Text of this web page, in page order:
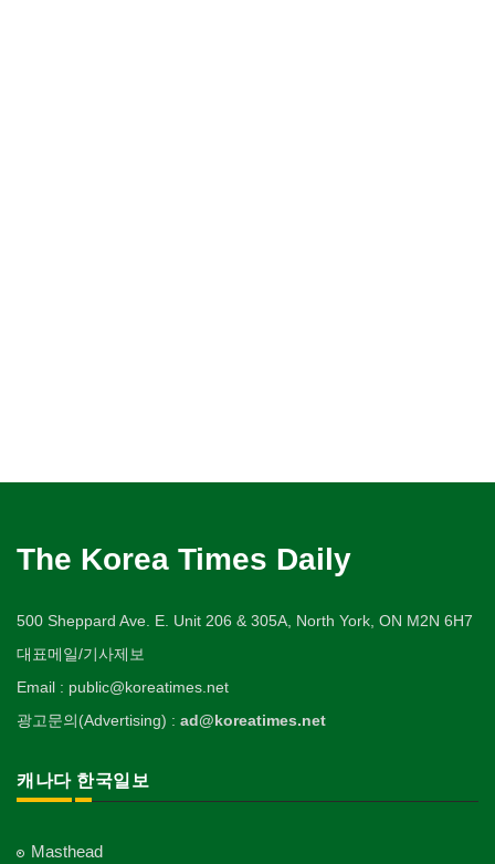
The Korea Times Daily
500 Sheppard Ave. E. Unit 206 & 305A, North York, ON M2N 6H7
대표메일/기사제보
Email : public@koreatimes.net
광고문의(Advertising) : ad@koreatimes.net
캐나다 한국일보
Masthead